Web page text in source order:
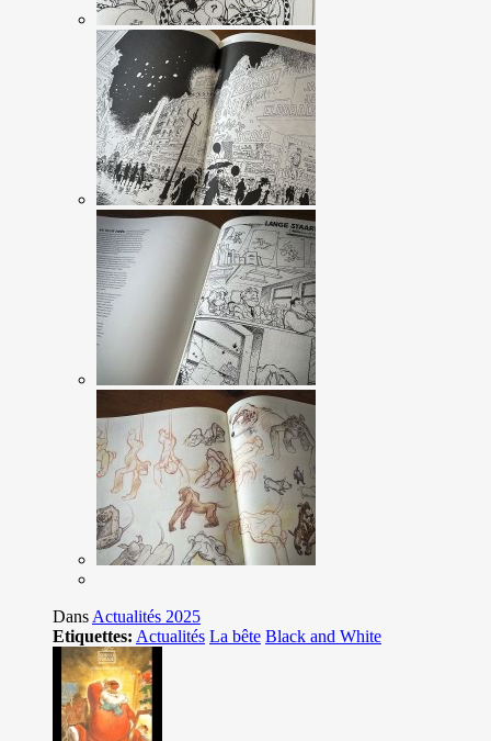
Dans Actualités 2025
Etiquettes: Actualités La bête Black and White